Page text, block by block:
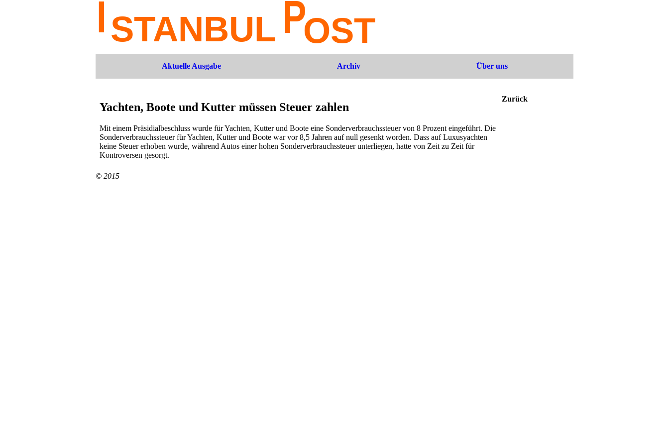
Aktuelle Ausgabe Archiv Über uns
Yachten, Boote und Kutter müssen Steuer zahlen
Mit einem Präsidialbeschluss wurde für Yachten, Kutter und Boote eine Sonderverbrauchssteuer von 8 Prozent eingeführt. Die
Sonderverbrauchssteuer für Yachten, Kutter und Boote war vor 8,5 Jahren auf null gesenkt worden. Dass auf Luxusyachten
keine Steuer erhoben wurde, während Autos einer hohen Sonderverbrauchssteuer unterliegen, hatte von Zeit zu Zeit für
Kontroversen gesorgt.
Zurück
© 2015